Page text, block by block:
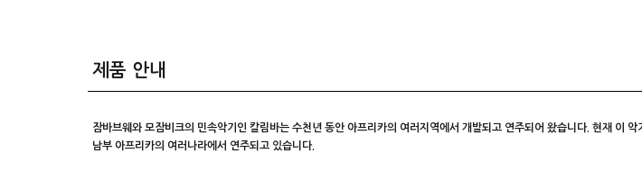
제품 안내
잠바브웨와 모잠비크의 민속악기인 칼림바는 수천년 동안 아프리카의 여러지역에서 개발되고 연주되어 왔습니다. 현재 이
남부 아프리카의 여러나라에서 연주되고 있습니다.